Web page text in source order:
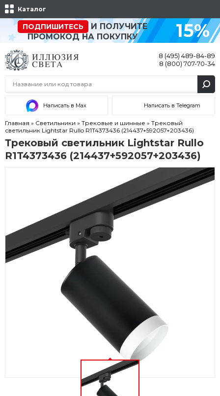
Каталог
ПОДПИШИТЕСЬ
И ПОЛУЧИТЕ
ПРОМОКОД НА ПОКУПКУ
15%
8 (495) 489-84-89
8 (800) 707-70-34
Написать в Max Написать в Telegram
Главная » Светильники » Трековые и шинные » Трековый
светильник Lightstar Rullo R1T4373436 (214437+592057+203436)
Трековый светильник Lightstar Rullo
R1T4373436 (214437+592057+203436)